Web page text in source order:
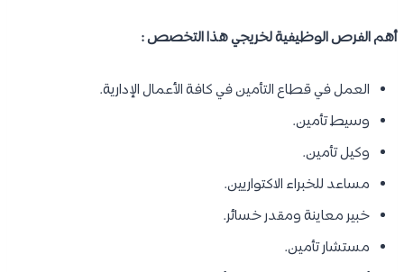
أهم الفرص الوظيفية لخريجي هذا التخصص :
العمل في قطاع التأمين في كافة الأعمال الإدارية.
وسيط تأمين.
وكيل تأمين.
مساعد للخبراء الاكتواريين.
خبير معاينة ومقدر خسائر.
مستشار تأمين.